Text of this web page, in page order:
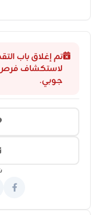
تم إغلاق باب
لاستكشاف فرص
جوبي.